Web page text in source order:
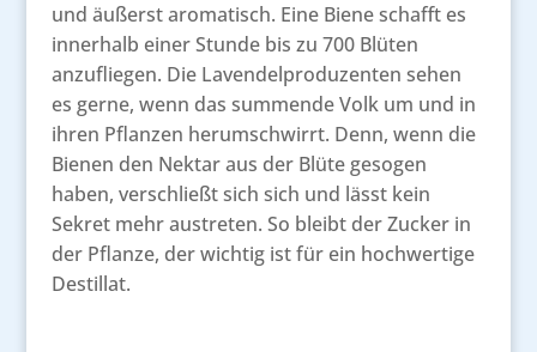
und äußerst aromatisch. Eine Biene schafft es
innerhalb einer Stunde bis zu 700 Blüten
anzufliegen. Die Lavendelproduzenten sehen
es gerne, wenn das summende Volk um und in
ihren Pflanzen herumschwirrt. Denn, wenn die
Bienen den Nektar aus der Blüte gesogen
haben, verschließt sich sich und lässt kein
Sekret mehr austreten. So bleibt der Zucker in
der Pflanze, der wichtig ist für ein hochwertige
Destillat.